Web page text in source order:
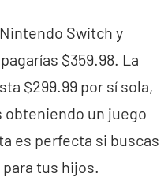
Switch y
$359.98. La
$299.99 por sí sola,
obteniendo un juego
es perfecta si buscas
tus hijos.